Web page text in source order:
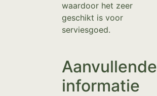
waardoor het zeer
geschikt is voor
serviesgoed.
Aanvullende
informatie